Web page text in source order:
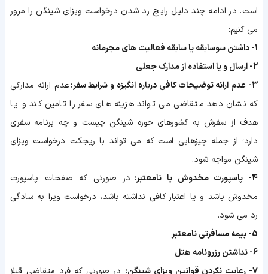
است. در ادامه چند دلیل رایج رد شدن درخواست ویزای شینگن را مرور
می کنیم:
1- داشتن سوسابقه یا سابقه فعالیت های مجرمانه
2- ارسال و یا استفاده از مدارک جعلی
3- عدم ارائه توضیحات کافی درباره انگیزه و شرایط سفر:
عدم ارائه مدارکی
که نشان دهد متقاضی می تواند هزینه های سفر را تامین کند و یا
هدف از سفرش به کشورهای حوزه شینگن چیست و چه برنامه سفری
دارد؛ از جمله چیزهایی است که می تواند با ریجکت درخواست ویزای
شینگن مواجه شود.
4- پاسپورت مخدوش یا نامعتبر:
در صورتی که صفحات پاسپورت
مخدوش باشد و یا اعتبار کافی نداشته باشد، درخواست ویزا به سادگی
رد می شود.
5- بیمه مسافرتی نامعتبر
6- نداشتن رزرونامه هتل
7- رعایت نکردن قوانین ویزای شینگن:
در صورتی که فرد متقاضی قبلا